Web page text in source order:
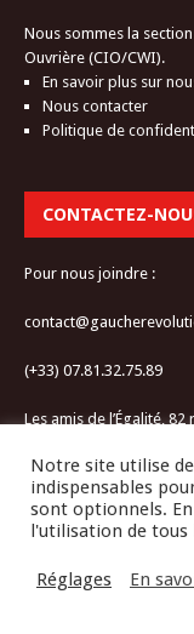
Nous sommes la
Ouvrière (CIO/CWI).
En savoir plus sur
Nous contacter
Politique de
CONTACTEZ-
Pour nous joindre :
(+33) 07.81.32.75.89
Les amis de l’Égalité, 82
RESTEZ
Notre site utilise
indispensables
sont optionnels.
l'utilisation de tous
Réglages En